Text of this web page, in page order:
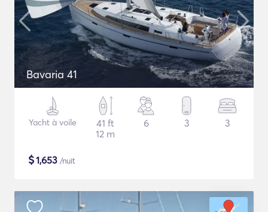
Bavaria 41
Yacht à voile
41 ft
12 m
6 3 3
$1,653 /nuit